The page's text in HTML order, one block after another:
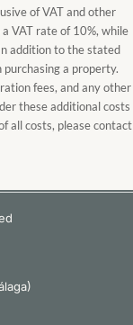
of VAT and other
VAT rate of 10%, while
addition to the stated
purchasing a property.
fees, and any other
these additional costs
all costs, please contact